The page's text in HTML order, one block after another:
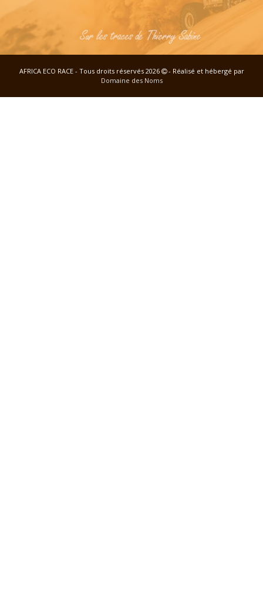
AFRICA ECO RACE - Tous droits réservés 2026
- Réalisé et hébergé par
Domaine des Noms